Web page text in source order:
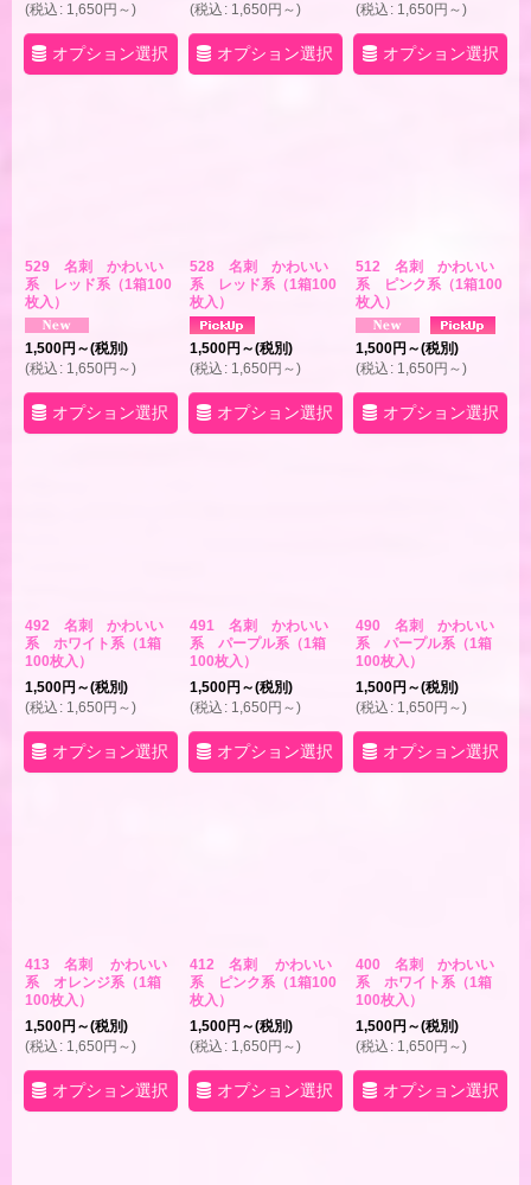
(税込 : 1,650円 ～)
オプション選択
(税込 : 1,650円 ～)
オプション選択
(税込 : 1,650円 ～)
オプション選択
529 名刺 かわいい
系 レッド系（1箱100
枚入）
1,500円 ～(税別)
(税込 : 1,650円 ～)
オプション選択
528 名刺 かわいい
系 レッド系（1箱100
枚入）
1,500円 ～(税別)
(税込 : 1,650円 ～)
オプション選択
512 名刺 かわいい
系 ピンク系（1箱100
枚入）
1,500円 ～(税別)
(税込 : 1,650円 ～)
オプション選択
492 名刺 かわいい
系 ホワイト系（1箱
100枚入）
1,500円 ～(税別)
(税込 : 1,650円 ～)
オプション選択
491 名刺 かわいい
系 パープル系（1箱
100枚入）
1,500円 ～(税別)
(税込 : 1,650円 ～)
オプション選択
490 名刺 かわいい
系 パープル系（1箱
100枚入）
1,500円 ～(税別)
(税込 : 1,650円 ～)
オプション選択
413 名刺 かわいい
系 オレンジ系（1箱
100枚入）
1,500円 ～(税別)
(税込 : 1,650円 ～)
オプション選択
412 名刺 かわいい
系 ピンク系（1箱100
枚入）
1,500円 ～(税別)
(税込 : 1,650円 ～)
オプション選択
400 名刺 かわいい
系 ホワイト系（1箱
100枚入）
1,500円 ～(税別)
(税込 : 1,650円 ～)
オプション選択